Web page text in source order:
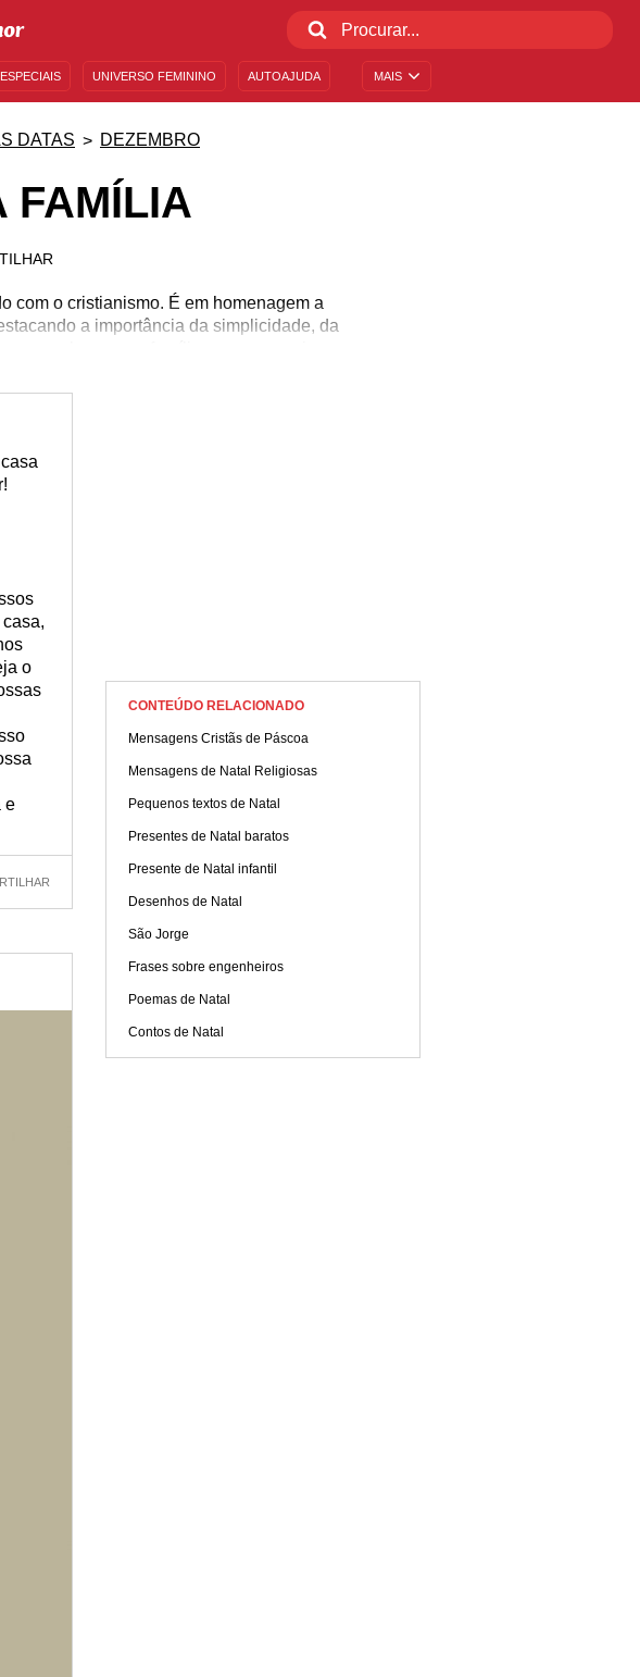
MAIS
UNIVERSO FEMININO AUTOAJUDA
DATAS DEZEMBRO
FAMÍLIA
com o cristianismo. É em homenagem a
a importância da simplicidade, da
exemplo para as famílias, com as mais
a paz e a harmonia e desejam seguir
os tipos de família! Comemore esse dia
o
e
CONTEÚDO RELACIONADO
Mensagens Cristãs de Páscoa
Mensagens de Natal Religiosas
Pequenos textos de Natal
Presentes de Natal baratos
Presente de Natal infantil
Desenhos de Natal
São Jorge
Frases sobre engenheiros
Poemas de Natal
Contos de Natal